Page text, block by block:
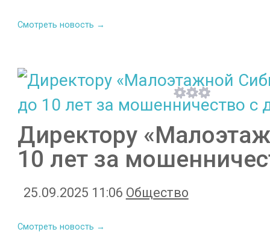
Смотреть новость →
Директору
10 лет за
25.09.2025 11:06 Общество
Смотреть новость →